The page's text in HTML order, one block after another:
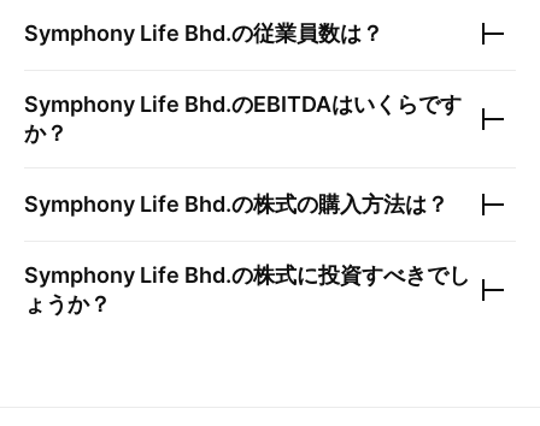
Symphony Life Bhd.の従業員数は？
Symphony Life Bhd.のEBITDAはいくらです
か？
Symphony Life Bhd.の株式の購入方法は？
Symphony Life Bhd.の株式に投資すべきでし
ょうか？